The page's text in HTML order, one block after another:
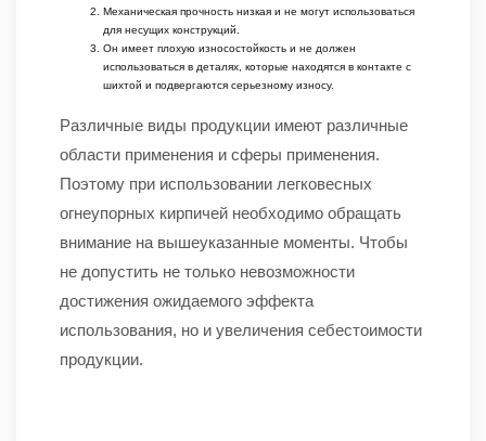
Механическая прочность низкая и не могут использоваться
для несущих конструкций.
Он имеет плохую износостойкость и не должен
использоваться в деталях, которые находятся в контакте с
шихтой и подвергаются серьезному износу.
Различные виды продукции имеют различные
области применения и сферы применения.
Поэтому при использовании легковесных
огнеупорных кирпичей необходимо обращать
внимание на вышеуказанные моменты. Чтобы
не допустить не только невозможности
достижения ожидаемого эффекта
использования, но и увеличения себестоимости
продукции.